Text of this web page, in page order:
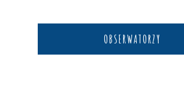
OBSERWATORZY